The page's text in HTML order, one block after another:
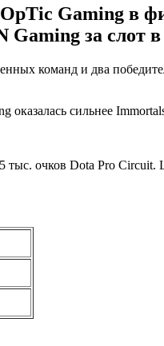
OpTic Gaming в
Gaming за слот
команд и два
оказалась сильнее
очков Dota Pro